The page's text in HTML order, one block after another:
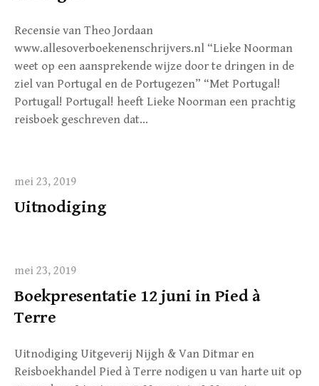
Recensie van Theo Jordaan
www.allesoverboekenenschrijvers.nl “Lieke Noorman
weet op een aansprekende wijze door te dringen in de
ziel van Portugal en de Portugezen” “Met Portugal!
Portugal! Portugal! heeft Lieke Noorman een prachtig
reisboek geschreven dat…
mei 23, 2019
Uitnodiging
mei 23, 2019
Boekpresentatie 12 juni in Pied à
Terre
Uitnodiging Uitgeverij Nijgh & Van Ditmar en
Reisboekhandel Pied à Terre nodigen u van harte uit op